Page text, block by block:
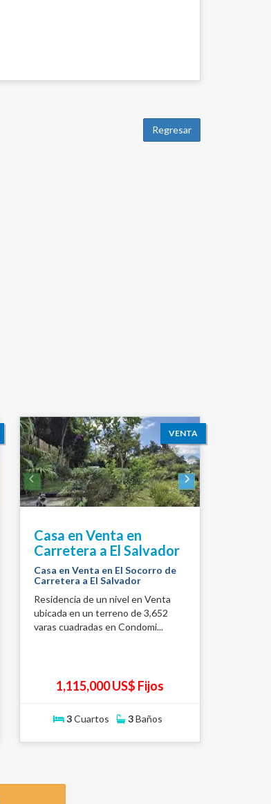
Regresar
VENTA
Casa en Venta en
Carretera a El Salvador
Casa en Venta en El Socorro de
Carretera a El Salvador
Residencia de un nivel en Venta
ubicada en un terreno de 3,652
varas cuadradas en Condomi...
1,115,000 US$ Fijos
3Cuartos 3Baños